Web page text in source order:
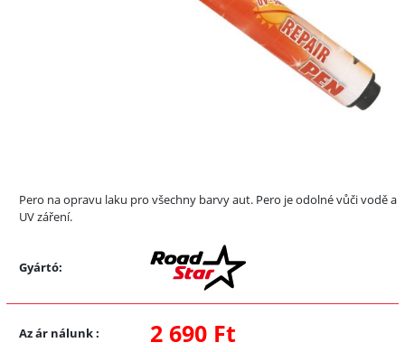
Pero na opravu laku pro všechny barvy aut. Pero je odolné vůči vodě a
UV záření.
Gyártó:
Az ár nálunk: 2 690 Ft